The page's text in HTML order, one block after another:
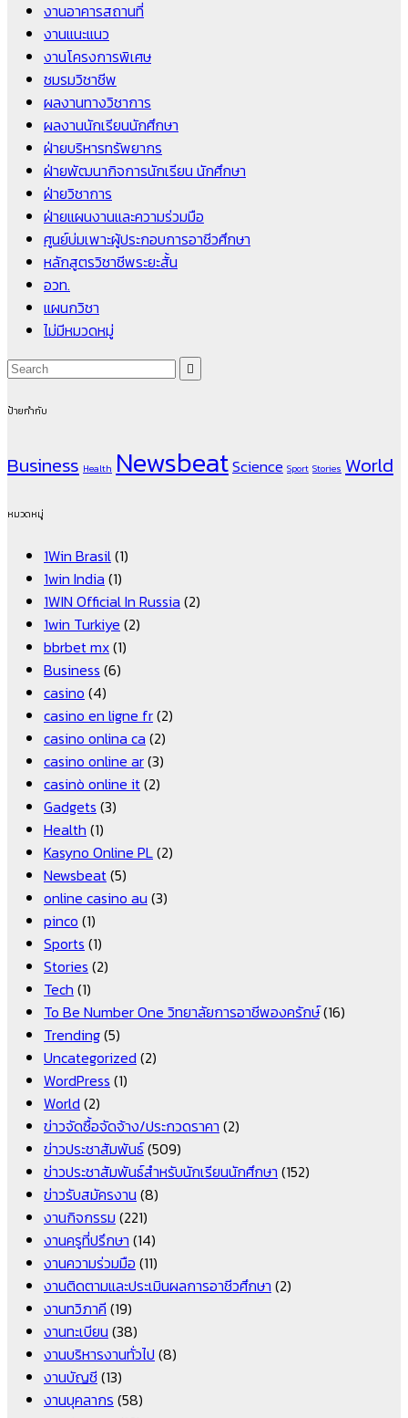
งานอาคารสถานที่
งานแนะแนว
งานโครงการพิเศษ
ชมรมวิชาชีพ
ผลงานทางวิชาการ
ผลงานนักเรียนนักศึกษา
ฝ่ายบริหารทรัพยากร
ฝ่ายพัฒนากิจการนักเรียน นักศึกษา
ฝ่ายวิชาการ
ฝ่ายแผนงานและความร่วมมือ
ศูนย์บ่มเพาะผู้ประกอบการอาชีวศึกษา
หลักสูตรวิชาชีพระยะสั้น
อวท.
แผนกวิชา
ไม่มีหมวดหมู่
ป้ายกำกับ
Business Health NewsbeatScience Sport Stories World
หมวดหมู่
1Win Brasil(1)
1win India (1)
1WIN Official In Russia (2)
1win Turkiye (2)
bbrbet mx(1)
Business (6)
casino (4)
casino en ligne fr(2)
casino onlina ca (2)
casino online ar(3)
casinò online it(2)
Gadgets (3)
Health (1)
Kasyno Online PL(2)
Newsbeat(5)
online casino au (3)
pinco (1)
Sports (1)
Stories (2)
Tech (1)
To Be Number One วิทยาลัยการอาชีพองครักษ์(16)
Trending(5)
Uncategorized (2)
WordPress (1)
World (2)
ข่าวจัดซื้อจัดจ้าง/ประกวดราคา (2)
ข่าวประชาสัมพันธ์(509)
ข่าวประชาสัมพันธ์สำหรับนักเรียนนักศึกษา (152)
ข่าวรับสมัครงาน (8)
งานกิจกรรม (221)
งานครูที่ปรึกษา (14)
งานความร่วมมือ (11)
งานติดตามและประเมินผลการอาชีวศึกษา (2)
งานทวิภาคี (19)
งานทะเบียน (38)
งานบริหารงานทั่วไป (8)
งานบัญชี(13)
งานบุคลากร (58)